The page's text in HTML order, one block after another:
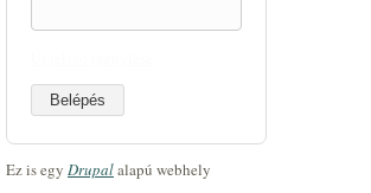
Ez is egy Drupalalapú webhely